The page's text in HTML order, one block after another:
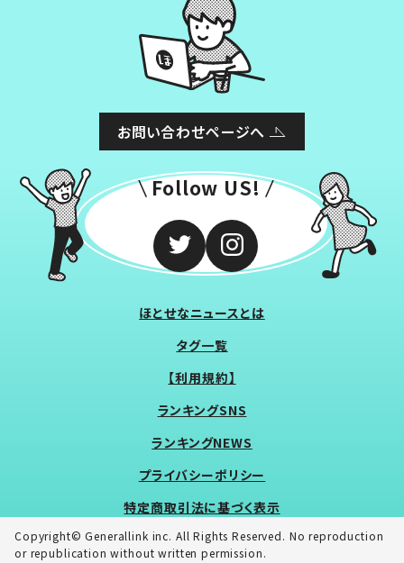
お問い合わせページへ
Follow US!
ほとせなニュースとは
タグ一覧
【利用規約】
ランキングSNS
ランキングNEWS
プライバシーポリシー
特定商取引法に基づく表示
Copyright© Generallink inc. All Rights Reserved. No reproduction
or republication without written permission.